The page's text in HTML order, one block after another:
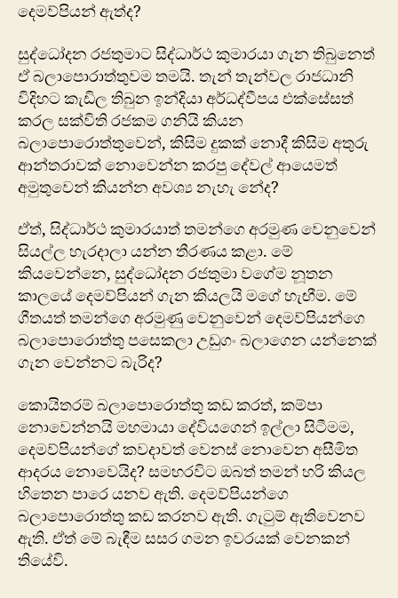
දෙමව්පියන් ඇත්ද?
සුද්ධෝදන රජතුමා​ට සිද්ධාර්ථ කුමාරයා ගැන තිබුනෙත්
ඒ බලාපොරාත්තුවම තමයි. තැන් තැන්වල රාජධානි
විදිහ​ට කැඩිල තිබුන ඉන්දියා අර්ධද්වීපය එක්සේසත්
කරල සක්විති රජකම ගනියි කියන
බලාපොරොත්තුවෙන්, කිසිම දුකක් නොදී කිසිම අතුරු
ආන්තරාවක් නොවෙන්න කරපු දේවල් ආයෙමත්
අමුතුවෙන් කියන්න අවශ්‍ය නැහැ නේද?
ඒත්, සිද්ධාර්ථ කුමාරයාත් තමන්ගෙ අරමුණ වෙනුවෙන්
සියල්ල හැරදාලා යන්න තීරණය කළා. මේ
කියවෙන්නෙ, සුද්ධෝදන රජතුමා වගේම නූතන
කාලයේ දෙමව්පියන් ගැන කියලයි මගේ හැඟීම. මේ
ගීතයත් තමන්ගෙ අරමුණු වෙනුවෙන් දෙමව්පියන්ගෙ
බලාපොරොත්තු පසෙකලා උඩුගං බලා​​ගෙන යන්නෙක් ​
ගැන වෙන්නට බැරිද?
කොයිතරම් බලාපොරොත්තු කඩ කරත්, කම්පා
නොවෙන්නයි මහමායා ​දේවියගෙන් ඉල්ලා සිටීමම,
දෙමව්පියන්ගේ කවදාවත් වෙනස් නොවෙන අසීමිත
ආදරය නොවෙයිද? සමහරවිට ඔබත් තමන් හරි කියල
හිතෙන පාරෙ යනව ඇති. දෙමව්පියන්ගෙ
බලාපොරොත්තු කඩ කරනව ඇති. ගැටුම් ඇතිවෙනව
ඇති. ඒත් මේ බැඳීම සසර ගමන ඉවරයක් වෙනකන්
තියේවි.